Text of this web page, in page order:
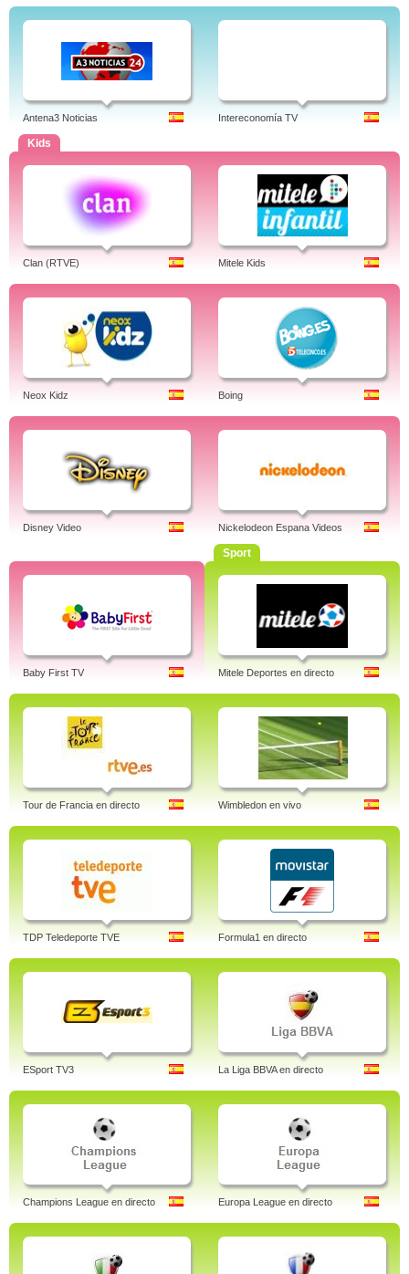
Antena3 Noticias Intereconomía TV
Kids
Clan (RTVE) Mitele Kids
Neox Kidz Boing
Disney Video Nickelodeon Espana Videos
Baby First TV
Sport
Mitele Deportes en directo
Tour de Francia en directo Wimbledon en vivo
TDP Teledeporte TVE Formula1 en directo
ESport TV3 La Liga BBVA en directo
Champions League en directo Europa League en directo